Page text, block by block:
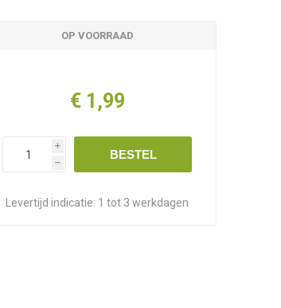
OP VOORRAAD
€ 1,99
i
h
BESTEL
Levertijd indicatie: 1 tot 3 werkdagen